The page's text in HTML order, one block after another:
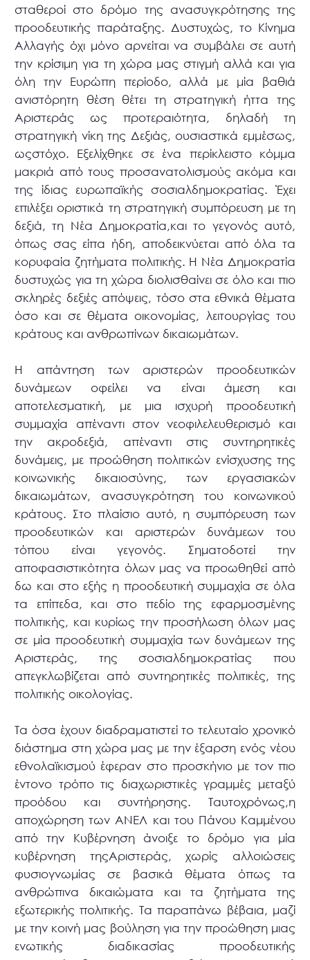
σταθεροί στο δρόμο της ανασυγκρότησης της
προοδευτικής παράταξης. Δυστυχώς, το Κίνημα
Αλλαγής όχι μόνο αρνείται να συμβάλει σε αυτή
την κρίσιμη για τη χώρα μας στιγμή αλλά και για
όλη την Ευρώπη περίοδο, αλλά με μία βαθιά
ανιστόρητη θέση θέτει τη στρατηγική ήττα της
Αριστεράς ως προτεραιότητα, δηλαδή τη
στρατηγική νίκη της Δεξιάς, ουσιαστικά εμμέσως,
ωςστόχο. Εξελίχθηκε σε ένα περίκλειστο κόμμα
μακριά από τους προσανατολισμούς ακόμα και
της ίδιας ευρωπαϊκής σοσιαλδημοκρατίας. Έχει
επιλέξει οριστικά τη στρατηγική συμπόρευση με τη
δεξιά, τη Νέα Δημοκρατία,και το γεγονός αυτό,
όπως σας είπα ήδη, αποδεικνύεται από όλα τα
κορυφαία ζητήματα πολιτικής. Η Νέα Δημοκρατία
δυστυχώς για τη χώρα διολισθαίνει σε όλο και πιο
σκληρές δεξιές απόψεις, τόσο στα εθνικά θέματα
όσο και σε θέματα οικονομίας, λειτουργίας του
κράτους και ανθρωπίνων δικαιωμάτων.
Η απάντηση των αριστερών προοδευτικών
δυνάμεων οφείλει να είναι άμεση και
αποτελεσματική, με μια ισχυρή προοδευτική
συμμαχία απέναντι στον νεοφιλελευθερισμό και
την ακροδεξιά, απέναντι στις συντηρητικές
δυνάμεις, με προώθηση πολιτικών ενίσχυσης της
κοινωνικής δικαιοσύνης, των εργασιακών
δικαιωμάτων, ανασυγκρότηση του κοινωνικού
κράτους. Στο πλαίσιο αυτό, η συμπόρευση των
προοδευτικών και αριστερών δυνάμεων του
τόπου είναι γεγονός. Σηματοδοτεί την
αποφασιστικότητα όλων μας να προωθηθεί από
δω και στο εξής η προοδευτική συμμαχία σε όλα
τα επίπεδα, και στο πεδίο της εφαρμοσμένης
πολιτικής, και κυρίως την προσήλωση όλων μας
σε μία προοδευτική συμμαχία των δυνάμεων της
Αριστεράς, της σοσιαλδημοκρατίας που
απεγκλωβίζεται από συντηρητικές πολιτικές, της
πολιτικής οικολογίας.
Τα όσα έχουν διαδραματιστεί το τελευταίο χρονικό
διάστημα στη χώρα μας με την έξαρση ενός νέου
εθνολαϊκισμού έφεραν στο προσκήνιο με τον πιο
έντονο τρόπο τις διαχωριστικές γραμμές μεταξύ
προόδου και συντήρησης. Ταυτοχρόνως,η
αποχώρηση των ΑΝΕΛ και του Πάνου Καμμένου
από την Κυβέρνηση άνοιξε το δρόμο για μία
κυβέρνηση τηςΑριστεράς, χωρίς αλλοιώσεις
φυσιογνωμίας σε βασικά θέματα όπως τα
ανθρώπινα δικαιώματα και τα ζητήματα της
εξωτερικής πολιτικής. Τα παραπάνω βέβαια, μαζί
με την κοινή μας βούληση για την προώθηση μιας
ενωτικής διαδικασίας προοδευτικής